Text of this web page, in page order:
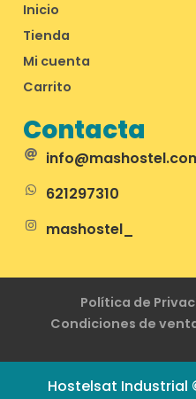
Inicio
Tienda
Mi cuenta
Carrito
Contacta
621297310
mashostel_
Política de
Condiciones de
Hostelsat Industrial